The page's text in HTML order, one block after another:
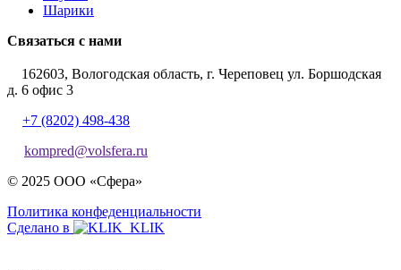
Шарики
Связаться с нами
162603, Вологодская область, г. Череповец ул. Боршодская
д. 6 офис 3
+7 (8202) 498-438
kompred@volsfera.ru
© 2025 ООО «Сфера»
Политика конфеденциальности
Сделано в